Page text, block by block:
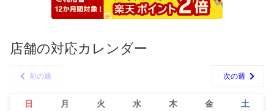
店舗の対応カレンダー
前の週 次の週
日
月
火
水
木
金
土